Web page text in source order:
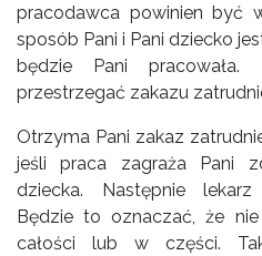
pracodawca powinien być
sposób Pani i Pani dziecko
będzie Pani pracowała.
przestrzegać zakazu
Otrzyma Pani zakaz
jeśli praca zagraża Pani
dziecka. Następnie
Będzie to oznaczać, że
całości lub w części.